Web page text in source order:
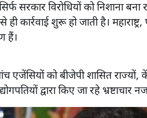
सरकार विरोधियों को निशाना
कार्रवाई शुरू हो जाती है।
हैं।
एजेंसियों को बीजेपी शासित राज्यों,
द्वारा किए जा रहे भ्रष्टाचार